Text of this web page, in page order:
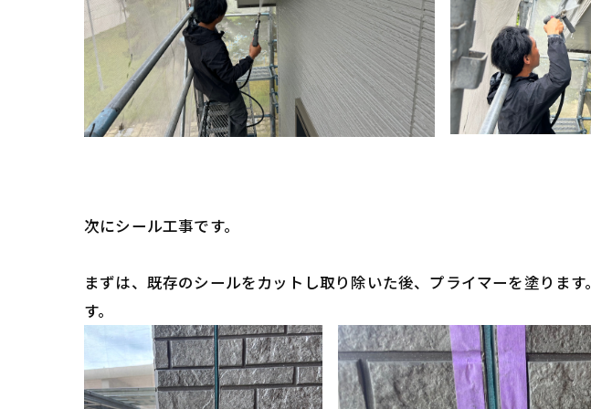
次にシール工事です。
まずは、既存のシールをカットし取り除いた後、プライマーを塗ります。
す。